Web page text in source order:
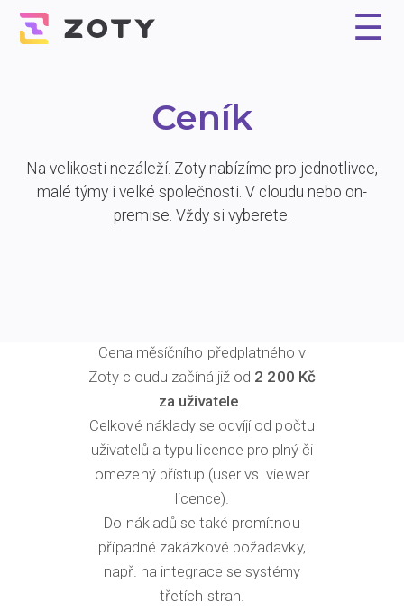
☰
Ceník
Na velikosti nezáleží. Zoty nabízíme pro jednotlivce,
malé týmy i velké společnosti. V cloudu nebo on-
premise. Vždy si vyberete.
Cena měsíčního předplatného v
Zoty cloudu začíná již od 2 200 Kč
za uživatele .
Celkové náklady se odvíjí od počtu
uživatelů a typu licence pro plný či
omezený přístup (user vs. viewer
licence).
Do nákladů se také promítnou
případné zakázkové požadavky,
např. na integrace se systémy
třetích stran.